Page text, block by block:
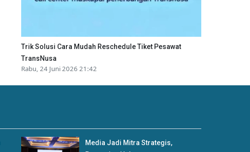
Trik Solusi Cara Mudah Reschedule Tiket Pesawat
TransNusa
Rabu, 24 Juni 2026 21:42
Media Jadi Mitra Strategis,